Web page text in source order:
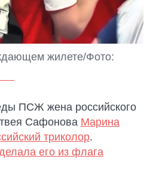
жилете/Фото:
ПСЖ жена российского
Сафонова Марина
триколор.
его из флага